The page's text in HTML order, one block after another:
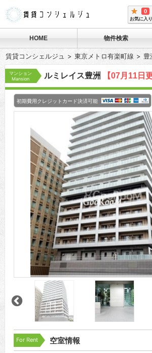
0
お気に入り
HOME 物件検索
賃貸コンシェルジュ 東京メトロ有楽町線 豊
マンション
Mansion
ルミレイス豊洲 【07月11日
初期費用クレジットカード決済可能
For Rent 空室情報